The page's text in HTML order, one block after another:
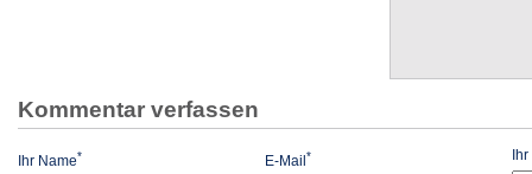
Kommentar verfassen
Ihr Name* E-Mail* Ihr